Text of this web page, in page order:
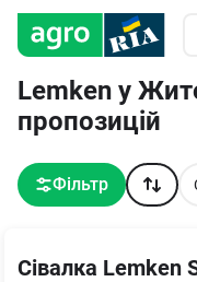
Lemken у
пропозицій
Фільтр
Сівалка Lemken